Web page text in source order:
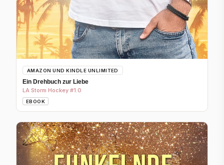
AMAZON UND KINDLE UNLIMITED
Ein Drehbuch zur Liebe
LA Storm Hockey #1.0
EBOOK